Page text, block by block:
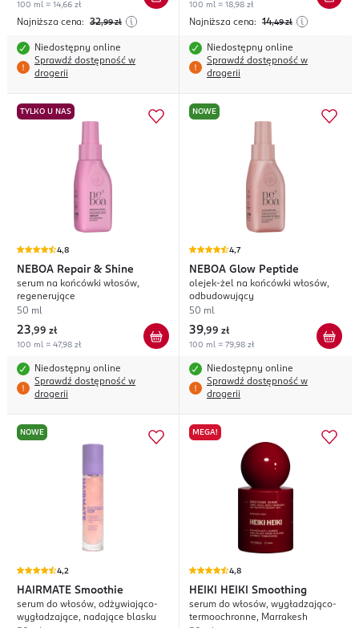
100 ml = 14,66 zł
Najniższa cena: 32,99 zł
Niedostępny online
Sprawdź dostępność w
drogerii
100 ml = 18,98 zł
Najniższa cena: 14,49 zł
Niedostępny online
Sprawdź dostępność w
drogerii
TYLKO U NAS
4,8
NEBOA Repair & Shine
serum na końcówki włosów,
regenerujące
50 ml
23,99 zł
100 ml = 47,98 zł
Niedostępny online
Sprawdź dostępność w
drogerii
NOWE
4,7
NEBOA Glow Peptide
olejek-żel na końcówki włosów,
odbudowujący
50 ml
39,99 zł
100 ml = 79,98 zł
Niedostępny online
Sprawdź dostępność w
drogerii
NOWE
4,2
HAIRMATE Smoothie
serum do włosów, odżywiająco-
wygładzające, nadające blasku
MEGA!
4,8
HEIKI HEIKI Smoothing
serum do włosów, wygładzająco-
termoochronne, Marrakesh